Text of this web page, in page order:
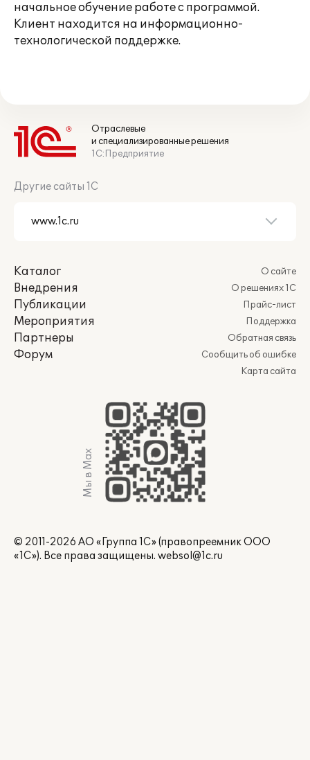
начальное обучение работе с программой.
Клиент находится на информационно-
технологической поддержке.
Отраслевые
и специализированные решения
1С:Предприятие
Другие сайты 1С
Каталог
Внедрения
Публикации
Мероприятия
Партнеры
Форум
О сайте
О решениях 1С
Прайс-лист
Поддержка
Обратная связь
Сообщить об ошибке
Карта сайта
Мы в Max
© 2011-2026 АО «Группа 1С» (правопреемник ООО
«1С»). Все права защищены. websol@1c.ru